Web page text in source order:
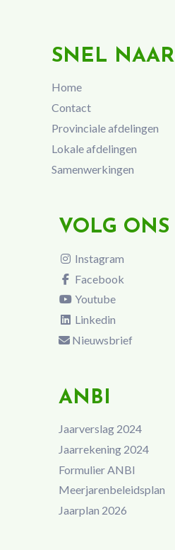
SNEL NAAR
Home
Contact
Provinciale afdelingen
Lokale afdelingen
Samenwerkingen
VOLG ONS
Instagram
Facebook
Youtube
Linkedin
Nieuwsbrief
ANBI
Jaarverslag 2024
Jaarrekening 2024
Formulier ANBI
Meerjarenbeleidsplan
Jaarplan 2026